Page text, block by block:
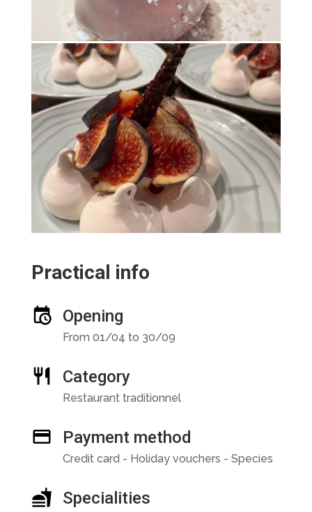
Practical info
Opening
From 01/04 to 30/09
Category
Restaurant traditionnel
Payment method
Credit card - Holiday vouchers - Species
Specialities